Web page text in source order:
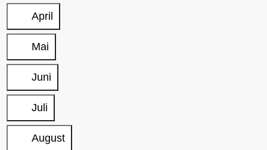
April
Mai
Juni
Juli
August